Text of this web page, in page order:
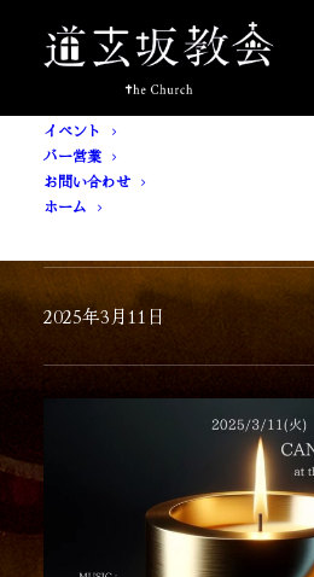
イベント
バー営業
お問い合わせ
ホーム
[ 入場無料 ] CANDELA
2025年3月11日